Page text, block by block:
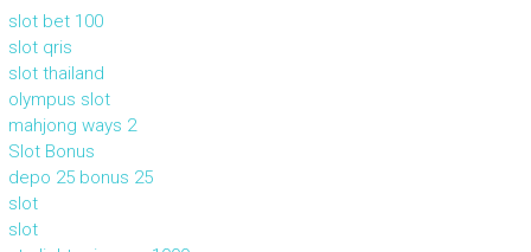
slot bet 100
slot qris
slot thailand
olympus slot
mahjong ways 2
Slot Bonus
depo 25 bonus 25
slot
slot